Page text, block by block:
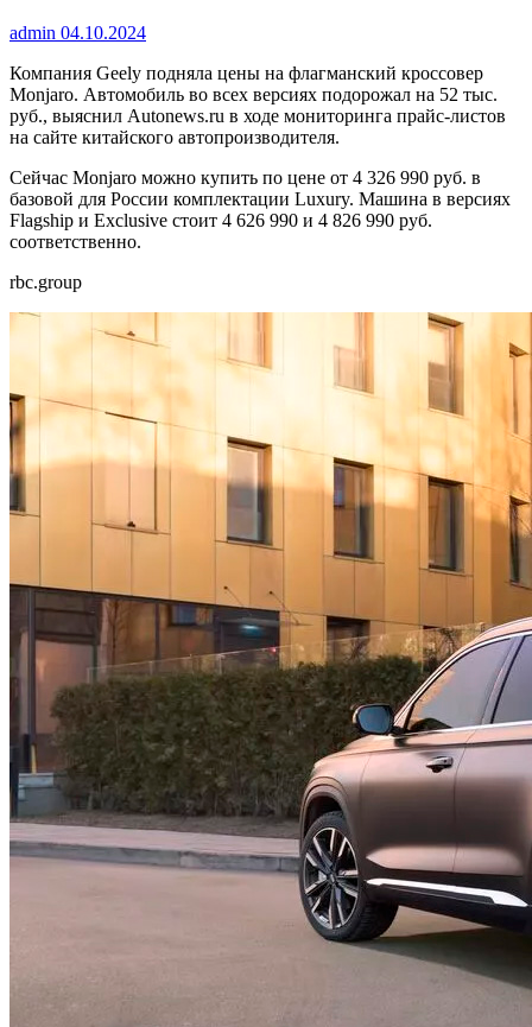
admin 04.10.2024
Компания Geely подняла цены на флагманский кроссовер
Monjaro. Автомобиль во всех версиях подорожал на 52 тыс.
руб., выяснил Autonews.ru в ходе мониторинга прайс-листов
на сайте китайского автопроизводителя.
Сейчас Monjaro можно купить по цене от 4 326 990 руб. в
базовой для России комплектации Luxury. Машина в версиях
Flagship и Exclusive стоит 4 626 990 и 4 826 990 руб.
соответственно.
rbc.group